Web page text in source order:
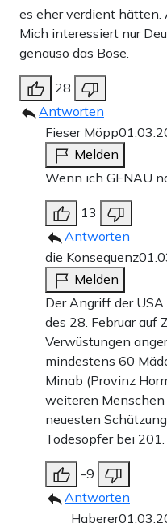
auf die Politik
speziell auch Präsident
aber radikal an Einfluss.
Revolutionsgarden einen
Lande und haben
zusammen schuf
Korruption, was auch
Das nachhaltigste Erbe
sein – die sich durch den
auch durch das eigene
wurden Proteste und
niedergeschlagen – etwa
„Frau, Leben, Freiheit“
Gewalt, auch sexueller
Frauen, erstickt wurden.
Abschlachten von
zehntausende vor allem
Kugeln der
Feuerbefehl erteilt hatte.
es eher verdient hätten.
Mich interessiert nur
genauso das Böse.
28
Antworten
Fieser Möpp
Melden
Wenn ich GENAU
13
Antworten
die Konsequenz
Melden
Der Angriff der
des 28. Februar auf
Verwüstungen
mindestens 60
Minab (Provinz
weiteren Menschen
neuesten
Todesopfer bei 201.
-9
Antworten
Haberer